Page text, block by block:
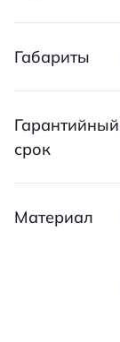
Габариты
Гарантийный
срок
Материал